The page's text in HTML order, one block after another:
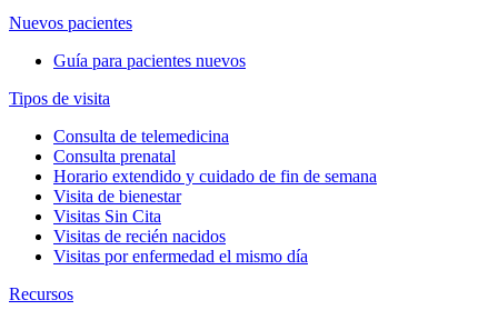
Nuevos pacientes
Guía para pacientes nuevos
Tipos de visita
Consulta de telemedicina
Consulta prenatal
Horario extendido y cuidado de fin de semana
Visita de bienestar
Visitas Sin Cita
Visitas de recién nacidos
Visitas por enfermedad el mismo día
Recursos